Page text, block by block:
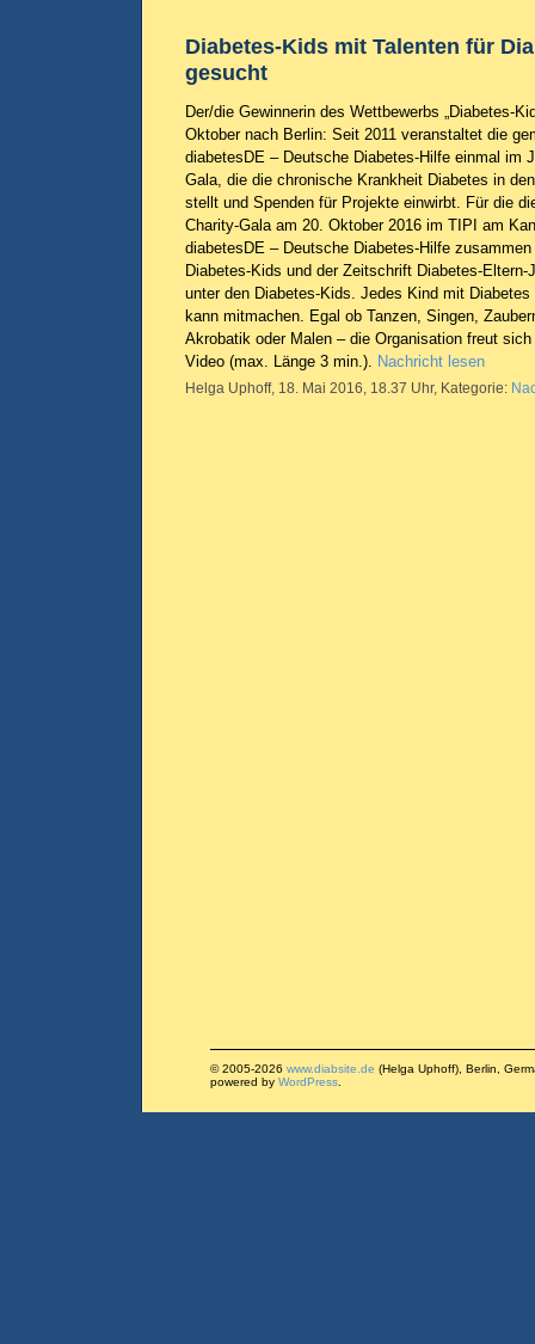
Diabetes-Kids mit Talenten für
gesucht
Der/die Gewinnerin des Wettbewerbs „Diabetes-
Oktober nach Berlin: Seit 2011 veranstaltet die
diabetesDE – Deutsche Diabetes-Hilfe einmal im
Gala, die die chronische Krankheit Diabetes in
stellt und Spenden für Projekte einwirbt. Für die
Charity-Gala am 20. Oktober 2016 im TIPI am
diabetesDE – Deutsche Diabetes-Hilfe
Diabetes-Kids und der Zeitschrift Diabetes-Eltern-
unter den Diabetes-Kids. Jedes Kind mit
kann mitmachen. Egal ob Tanzen, Singen,
Akrobatik oder Malen – die Organisation freut
Video (max. Länge 3 min.). Nachricht lesen
Helga Uphoff, 18. Mai 2016, 18.37 Uhr, Kategorie:
© 2005-2026 www.diabsite.de (Helga Uphoff), Berlin,
powered by WordPress.